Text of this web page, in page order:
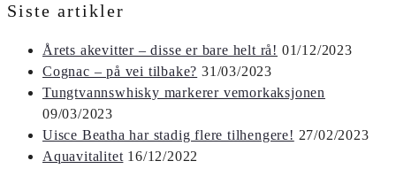
Siste artikler
Årets akevitter – disse er bare helt rå! 01/12/2023
Cognac – på vei tilbake? 31/03/2023
Tungtvannswhisky markerer vemorkaksjonen
09/03/2023
Uisce Beatha har stadig flere tilhengere! 27/02/2023
Aquavitalitet 16/12/2022